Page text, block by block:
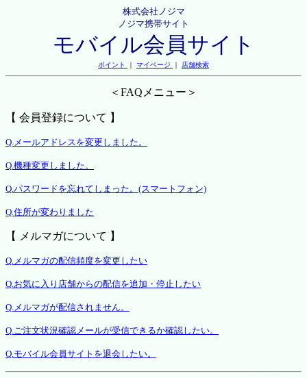
株式会社ノジマ
ノジマ携帯サイト
モバイル会員サイト
ポイント ｜ マイページ ｜ 店舗検索
＜FAQメニュー＞
【 会員登録について 】
Q.メールアドレスを変更しました。
Q.機種変更しました。
Q.パスワードを忘れてしまった。(スマートフォン)
Q.住所が変わりました
【 メルマガについて 】
Q.メルマガの配信頻度を変更したい
Q.お気に入り店舗からの配信を追加・停止したい
Q.メルマガが配信されません。
Q.ご注文状況確認メールが受信できるか確認したい。
Q.モバイル会員サイトを退会したい。